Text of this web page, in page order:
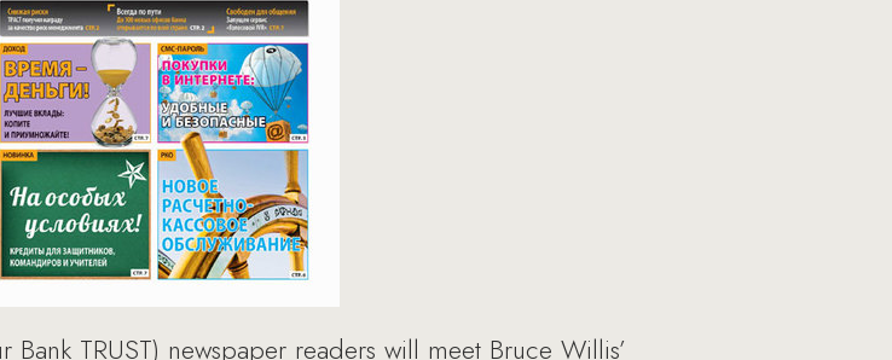
Bank TRUST) newspaper readers will meet Bruce Willis’